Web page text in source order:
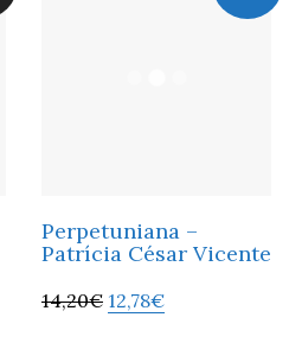
Perpetuniana –
Patrícia César Vicente
14,20€ 12,78€